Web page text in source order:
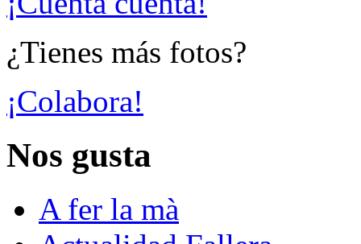
¿Tienes más fotos?
¡Colabora!
Nos gusta
A fer la mà